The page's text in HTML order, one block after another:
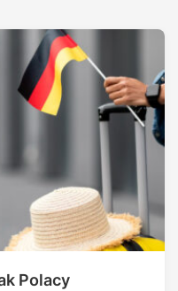
Polacy